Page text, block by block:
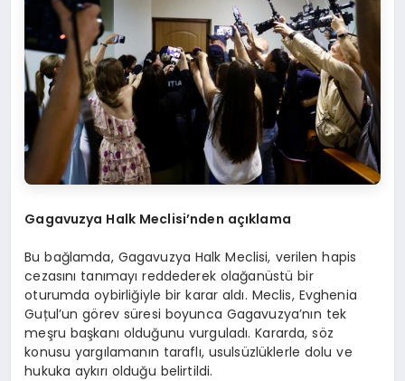
Gagavuzya Halk Meclisi’nden açıklama
Bu bağlamda, Gagavuzya Halk Meclisi, verilen hapis
cezasını tanımayı reddederek olağanüstü bir
oturumda oybirliğiyle bir karar aldı. Meclis, Evghenia
Guțul’un görev süresi boyunca Gagavuzya’nın tek
meşru başkanı olduğunu vurguladı. Kararda, söz
konusu yargılamanın taraflı, usulsüzlüklerle dolu ve
hukuka aykırı olduğu belirtildi.